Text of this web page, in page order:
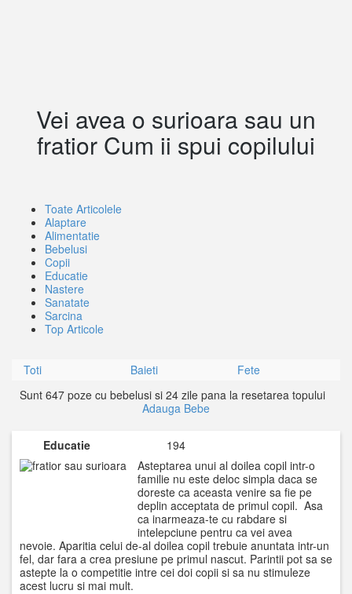
Vei avea o surioara sau un
fratior Cum ii spui copilului
Toate Articolele
Alaptare
Alimentatie
Bebelusi
Copii
Educatie
Nastere
Sanatate
Sarcina
Top Articole
Toti Baieti
Fete
Sunt 647 poze cu bebelusi si 24 zile pana la resetarea topului
Adauga Bebe
Educatie
194
Asteptarea unui al doilea copil intr-o
familie nu este deloc simpla daca se
doreste ca aceasta venire sa fie pe
deplin acceptata de primul copil. Asa
ca inarmeaza-te cu rabdare si
intelepciune pentru ca vei avea
nevoie. Aparitia celui de-al doilea copil trebuie anuntata intr-un
fel, dar fara a crea presiune pe primul nascut. Parintii pot sa se
astepte la o competitie intre cei doi copii si sa nu stimuleze
acest lucru si mai mult.